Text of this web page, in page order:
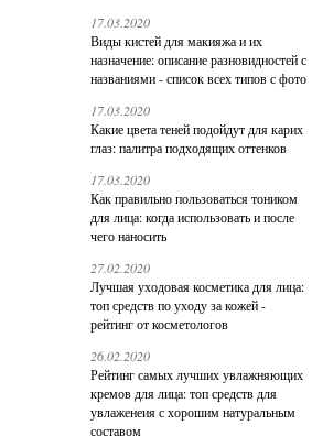
17.03.2020
Виды кистей для макияжа и их
назначение: описание разновидностей с
названиями - список всех типов с фото
17.03.2020
Какие цвета теней подойдут для карих
глаз: палитра подходящих оттенков
17.03.2020
Как правильно пользоваться тоником
для лица: когда использовать и после
чего наносить
27.02.2020
Лучшая уходовая косметика для лица:
топ средств по уходу за кожей -
рейтинг от косметологов
26.02.2020
Рейтинг самых лучших увлажняющих
кремов для лица: топ средств для
увлаженеия с хорошим натуральным
составом